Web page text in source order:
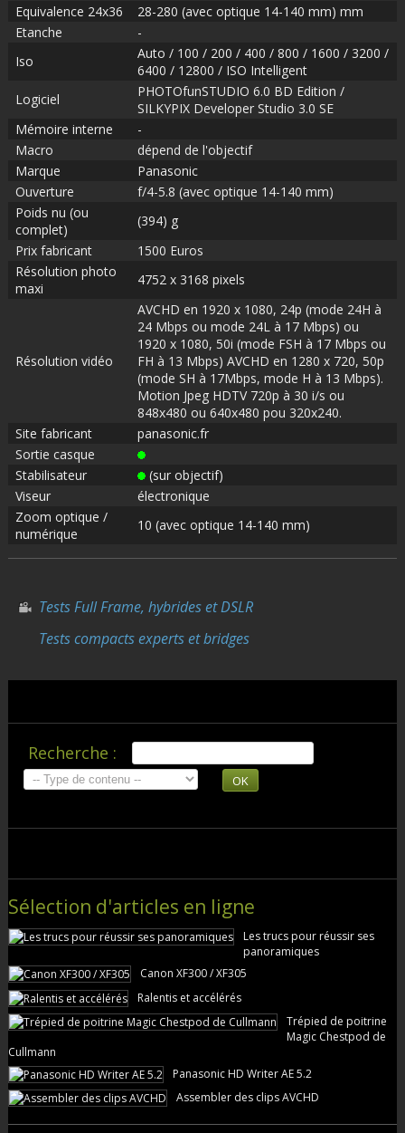
Equivalence 24x36
28-280 (avec optique 14-140 mm) mm
Etanche
-
Iso
Auto / 100 / 200 / 400 / 800 / 1600 / 3200 /
6400 / 12800 / ISO Intelligent
Logiciel
PHOTOfunSTUDIO 6.0 BD Edition /
SILKYPIX Developer Studio 3.0 SE
Mémoire interne
-
Macro
dépend de l'objectif
Marque
Panasonic
Ouverture
f/4-5.8 (avec optique 14-140 mm)
Poids nu (ou
complet)
(394) g
Prix fabricant
1500 Euros
Résolution photo
maxi
4752 x 3168 pixels
Résolution vidéo
AVCHD en 1920 x 1080, 24p (mode 24H à
24 Mbps ou mode 24L à 17 Mbps) ou
1920 x 1080, 50i (mode FSH à 17 Mbps ou
FH à 13 Mbps) AVCHD en 1280 x 720, 50p
(mode SH à 17Mbps, mode H à 13 Mbps).
Motion Jpeg HDTV 720p à 30 i/s ou
848x480 ou 640x480 pou 320x240.
Site fabricant
panasonic.fr
Sortie casque
Stabilisateur
(sur objectif)
Viseur
électronique
Zoom optique /
numérique
10 (avec optique 14-140 mm)
Tests Full Frame, hybrides et DSLR
Tests compacts experts et bridges
Recherche :
OK
Sélection d'articles en ligne
Les trucs pour réussir ses
panoramiques
Canon XF300 / XF305
Ralentis et accélérés
Trépied de poitrine
Magic Chestpod de
Cullmann
Panasonic HD Writer AE 5.2
Assembler des clips AVCHD